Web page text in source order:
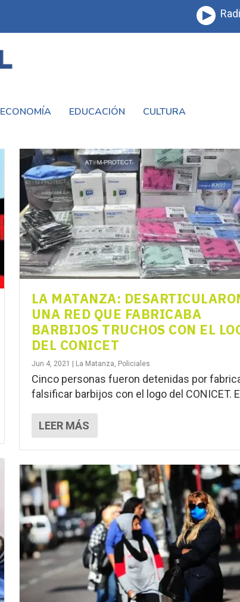
ECONOMÍA EDUCACIÓN CULTURA
LA MATANZA:
UNA RED QUE FABRICABA
BARBIJOS TRUCHOS CON EL
DEL CONICET
Jun 4, 2021 La Matanza, Policiales
Cinco personas fueron detenidas por
falsificar barbijos con el logo del CONICET.
LEER MÁS